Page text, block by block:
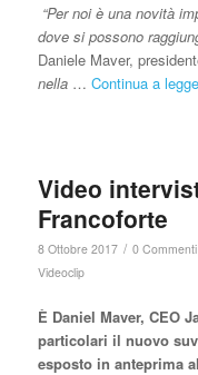
“Per noi è una novità
dove si possono
Daniele Maver,
nella … Continua a
Video
Francoforte
8 Ottobre 2017 / 0 Commenti
Videoclip
È Daniel Maver, CEO
particolari il nuovo
esposto in anteprima